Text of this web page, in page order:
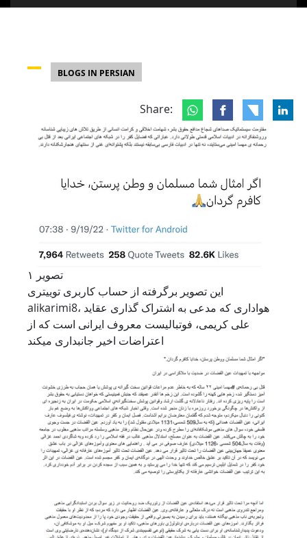
BLOGS IN PERSIAN
Share:
تصویر ۱
این تصویر برگرفته از حساب کاربری توییتری
alikarimi8، هواداری که مدعی به اشتراک گذاری عقاید
علی کریمی، فوتبالیست معروف ایرانی است که از
اعتراضات اخیر جانبداری میکند